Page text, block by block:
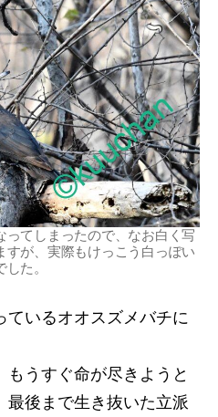
てしまったので、なお白く写
すが、実際もけっこう白っぽい
した。
ているオオスズメバチに
うすぐ命が尽きようと
最後まで生き抜いた立派